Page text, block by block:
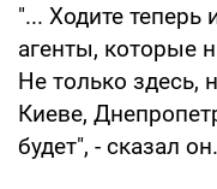
"... Ходите теперь
агенты, которые
Не только здесь,
Киеве,
будет", - сказал он.